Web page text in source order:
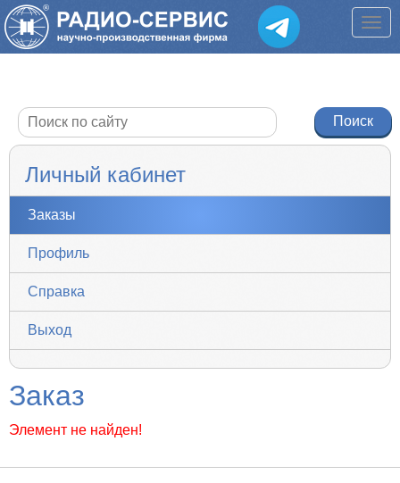
Личный кабинет
Заказы
Профиль
Справка
Выход
Заказ
Элемент не найден!